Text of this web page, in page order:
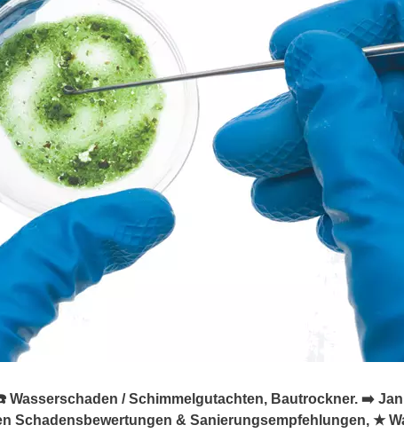
/ Schimmelgutachten, Bautrockner. ➡️
Schadensbewertungen & Sanierungsempfehlungen, ★